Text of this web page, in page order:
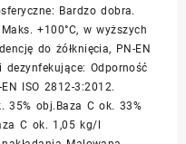
Bardzo dobra.
+100°C, w wyższych
do żółknięcia, PN-EN
Odporność
ISO 2812-3:2012.
35% obj.Baza C ok. 33%
C ok. 1,05 kg/l